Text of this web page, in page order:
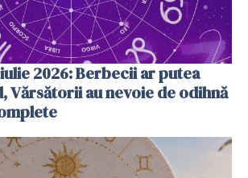
2026: Berbecii ar putea
Vărsătorii au nevoie de odihnă